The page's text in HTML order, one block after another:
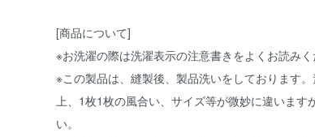
[商品について]
※お洗濯の際は洗濯表示の注意書きをよくお読みく
※この製品は、縫製後、製品洗いをしております
上、1枚1枚の風合い、サイズ等が微妙に違います
い。